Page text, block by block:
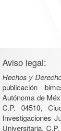
Aviso legal:
Hechos y
publicación
Autónoma de
C.P. 04510,
Investigaciones
Universitaria,